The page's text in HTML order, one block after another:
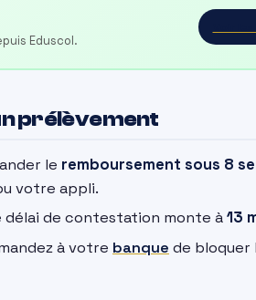
Eduscol.
prélèvement
le remboursement sous 8
votre appli.
délai de contestation monte à13
à votre banque de bloquer